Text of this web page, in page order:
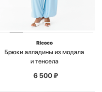
Ricoco
Брюки алладины из модала
и тенсела
6 500₽